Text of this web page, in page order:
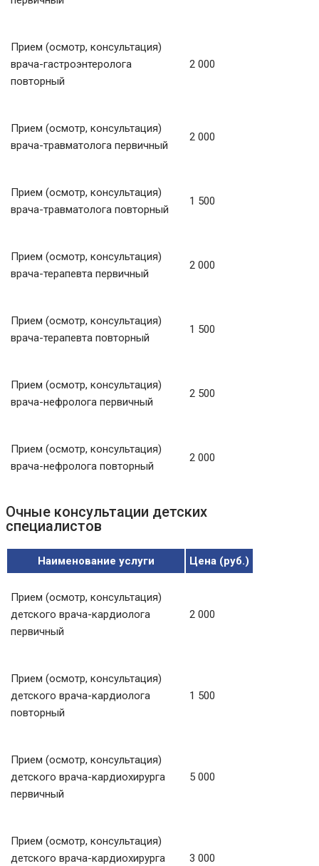
Прием (осмотр, консультация)
врача-гастроэнтеролога
повторный
2 000
Прием (осмотр, консультация)
врача-травматолога первичный
2 000
Прием (осмотр, консультация)
врача-травматолога повторный
1 500
Прием (осмотр, консультация)
врача-терапевта первичный
2 000
Прием (осмотр, консультация)
врача-терапевта повторный
1 500
Прием (осмотр, консультация)
врача-нефролога первичный
2 500
Прием (осмотр, консультация)
врача-нефролога повторный
2 000
Очные консультации детских
специалистов
Наименование услуги Цена (руб.)
Прием (осмотр, консультация)
детского врача-кардиолога
первичный
2 000
Прием (осмотр, консультация)
детского врача-кардиолога
повторный
1 500
Прием (осмотр, консультация)
детского врача-кардиохирурга
первичный
5 000
Прием (осмотр, консультация)
детского врача-кардиохирурга
3 000